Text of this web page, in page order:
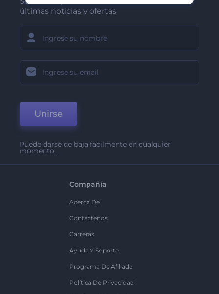
últimas noticias y ofertas
Unirse
Puede darse de baja fácilmente en cualquier
momento.
Compañía
Acerca De
Contáctenos
Carreras
Ayuda Y Soporte
Programa De Afiliado
Política De Privacidad